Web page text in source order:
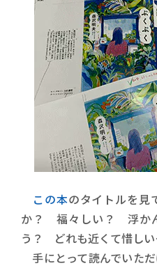
この本のタイトルを見
か？ 福々しい？ 浮か
う？ どれも近くて惜し
手にとって読んでいた